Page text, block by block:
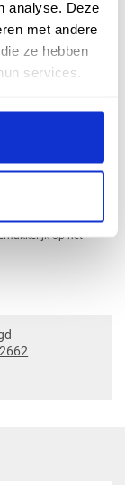
analyse. Deze
met andere
ze hebben
services.
BTW
BTW
gebruikt om de
netjes mee af te
de naam al zegt klikt
op het
2662